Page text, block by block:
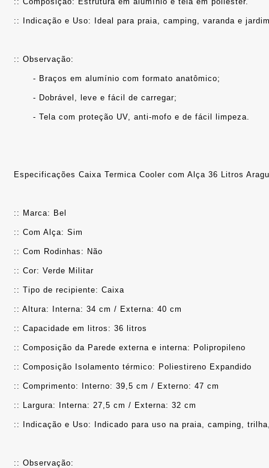
:: Indicação e Uso: Ideal para praia, camping, varanda e
:: Observação:
	- Braços em alumínio com formato anatômico;
	- Dobrável, leve e fácil de carregar;
	- Tela com proteção UV, anti-mofo e de fácil limpeza.
Especificações Caixa Termica Cooler com Alça 36 Litros
:: Marca: Bel
:: Com Alça: Sim
:: Com Rodinhas: Não
:: Cor: Verde Militar
:: Tipo de recipiente: Caixa
:: Altura: Interna: 34 cm / Externa: 40 cm
:: Capacidade em litros: 36 litros
:: Composição da Parede externa e interna: Polipropileno
:: Composição Isolamento térmico: Poliestireno Expandido
:: Comprimento: Interno: 39,5 cm / Externo: 47 cm
:: Largura: Interna: 27,5 cm / Externa: 32 cm
:: Indicação e Uso: Indicado para uso na praia, camping,
:: Observação: